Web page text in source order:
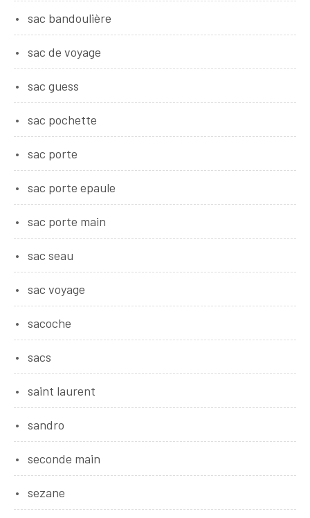
sac bandoulière
sac de voyage
sac guess
sac pochette
sac porte
sac porte epaule
sac porte main
sac seau
sac voyage
sacoche
sacs
saint laurent
sandro
seconde main
sezane